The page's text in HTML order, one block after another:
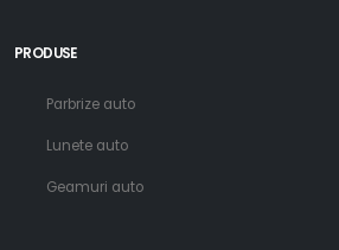
PRODUSE
Parbrize auto
Lunete auto
Geamuri auto